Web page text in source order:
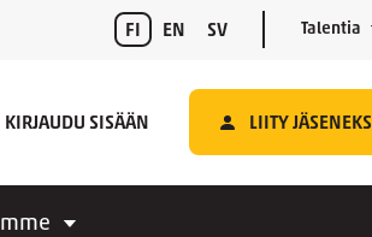
FI EN SV Talentia
KIRJAUDU SISÄÄN LIITY JÄSENEKSI